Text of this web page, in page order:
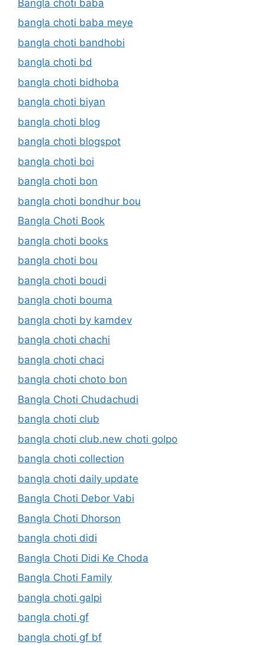
Bangla choti baba
bangla choti baba meye
bangla choti bandhobi
bangla choti bd
bangla choti bidhoba
bangla choti biyan
bangla choti blog
bangla choti blogspot
bangla choti boi
bangla choti bon
bangla choti bondhur bou
Bangla Choti Book
bangla choti books
bangla choti bou
bangla choti boudi
bangla choti bouma
bangla choti by kamdev
bangla choti chachi
bangla choti chaci
bangla choti choto bon
Bangla Choti Chudachudi
bangla choti club
bangla choti club.new choti golpo
bangla choti collection
bangla choti daily update
Bangla Choti Debor Vabi
Bangla Choti Dhorson
bangla choti didi
Bangla Choti Didi Ke Choda
Bangla Choti Family
bangla choti galpi
bangla choti gf
bangla choti gf bf